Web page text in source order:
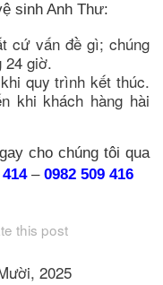
sinh Anh Thư:
cứ vấn đề gì; chúng
24 giờ.
quy trình kết thúc.
khi khách hàng hài
cho chúng tôi qua
– 0982 509 416
this post
2025